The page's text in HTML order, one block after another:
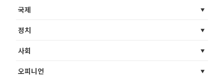
국제
정치
사회
오피니언